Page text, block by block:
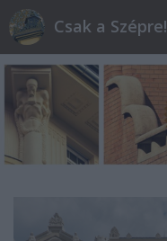
Csak a Szépre!